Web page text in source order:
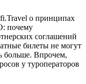
о принципах
почему
соглашений
билеты не могут
больше. Впрочем,
у туроператоров